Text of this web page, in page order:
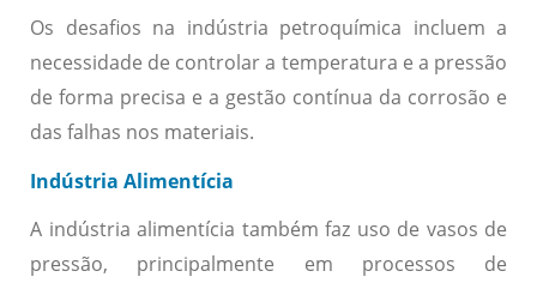
Os desafios na indústria petroquímica incluem a
necessidade de controlar a temperatura e a pressão
de forma precisa e a gestão contínua da corrosão e
das falhas nos materiais.
Indústria Alimentícia
A indústria alimentícia também faz uso de vasos de
pressão, principalmente em processos de